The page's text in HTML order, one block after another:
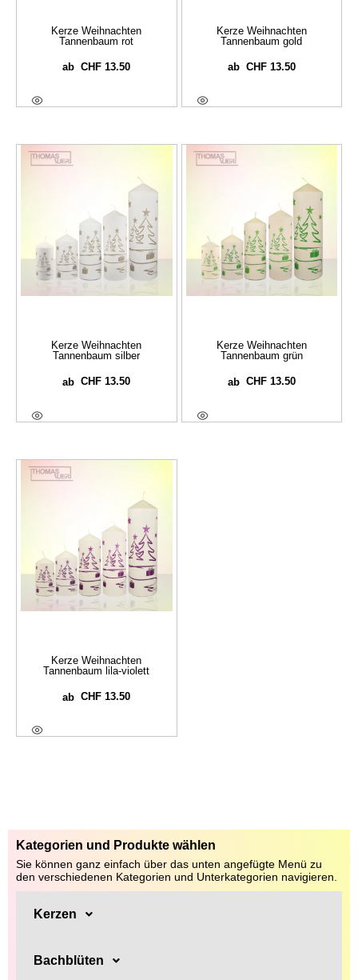
Kerze Weihnachten
Tannenbaum rot
abCHF 13.50
Kerze Weihnachten
Tannenbaum gold
ab CHF13.50
Kerze Weihnachten
Tannenbaum silber
abCHF 13.50
Kerze Weihnachten
Tannenbaum grün
ab CHF13.50
Kerze Weihnachten
Tannenbaum lila-violett
abCHF 13.50
Kategorien und Produkte wählen
Sie können ganz einfach über das unten angefügte Menü zu
den verschiedenen Kategorien und Unterkategorien navigieren.
Kerzen
Bachblüten